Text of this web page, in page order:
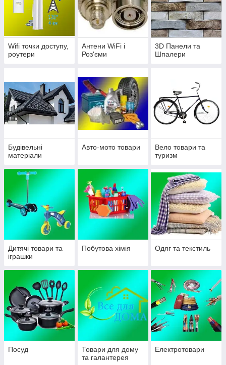
Wifi точки доступу,
роутери
Антени WiFi і
Роз'єми
3D Панели та
Шпалери
Будівельні
матеріали
Авто-мото товари
Вело товари та
туризм
Дитячі товари та
іграшки
Побутова хімія Одяг та текстиль
Посуд
Товари для дому
та галантерея
Електротовари